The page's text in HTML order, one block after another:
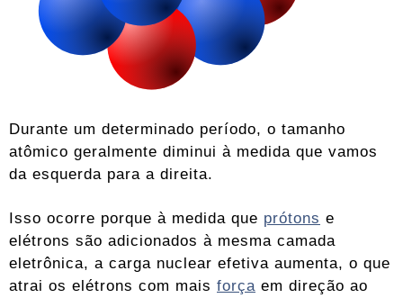
Durante um determinado período, o tamanho
atômico geralmente diminui à medida que vamos
da esquerda para a direita.
Isso ocorre porque à medida que prótons e
elétrons são adicionados à mesma camada
eletrônica, a carga nuclear efetiva aumenta, o que
atrai os elétrons com mais força em direção ao